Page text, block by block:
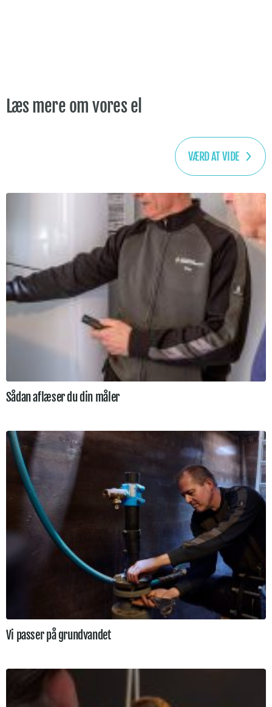
Læs mere om vores el
VÆRD AT VIDE
Sådan aflæser du din måler
Vi passer på grundvandet